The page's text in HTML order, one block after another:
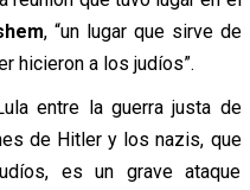
, “un lugar que sirve de
hicieron a los judíos”.
entre la guerra justa de
de Hitler y los nazis, que
es un grave ataque